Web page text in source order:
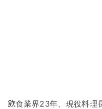
飲食業界23年、現役料理